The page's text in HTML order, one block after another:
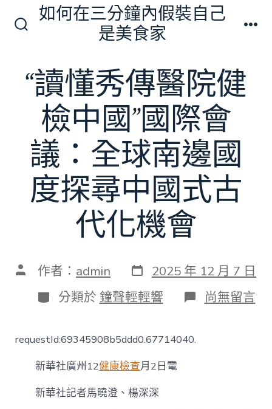
換
如何在三分鐘內假裝自己
是美食家
“讀懂秀傳醫院健
檢中國”國際會
議：全球南邊國
度探尋中國式古
代化機會
文 作者： admin 發
表
日
期
2025 年 12 月 7 日
分
類
分類於 鐘聲輕輕響 在
〈“讀
尚無留言
requestId:69345908b5ddd0.67714040.
新華社廣州12健康檢查月2日電
新華社記者馬曉澄、楊深深